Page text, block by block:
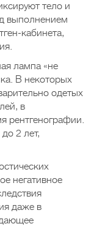
тело и
выполнением
кабинета,
лампа «не
В некоторых
одетых
в
рентгенографии.
2 лет,
негативное
даже в